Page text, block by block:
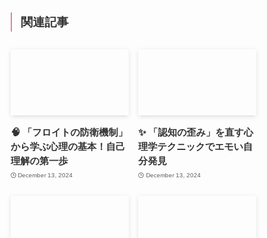
関連記事
🧠 「フロイトの防衛機制」
から学ぶ心理の基本！自己
理解の第一歩
December 13, 2024
✨ 「認知の歪み」を直す心
理学テクニックでエモい自
分発見
December 13, 2024